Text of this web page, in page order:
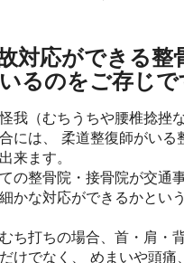
対応ができる整
るのをご存じで
我（むちうちや腰椎捻挫
には、 柔道整復師がいる
来ます。
の整骨院・接骨院が交通
かな対応ができるかとい
ち打ちの場合、首・肩・
けでなく、 めまいや頭痛